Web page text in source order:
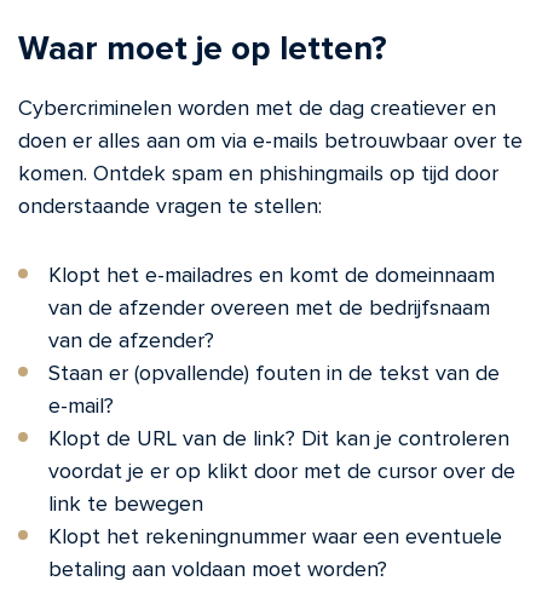
Waar moet je op letten?
Cybercriminelen worden met de dag creatiever en
doen er alles aan om via e-mails betrouwbaar over te
komen. Ontdek spam en phishingmails op tijd door
onderstaande vragen te stellen:
Klopt het e-mailadres en komt de domeinnaam
van de afzender overeen met de bedrijfsnaam
van de afzender?
Staan er (opvallende) fouten in de tekst van de
e-mail?
Klopt de URL van de link? Dit kan je controleren
voordat je er op klikt door met de cursor over de
link te bewegen
Klopt het rekeningnummer waar een eventuele
betaling aan voldaan moet worden?